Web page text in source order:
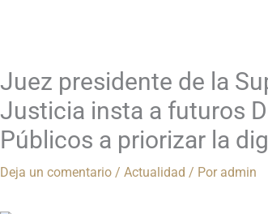
Juez presidente de la
Justicia insta a futuros
Públicos a priorizar la
Deja un comentario / Actualidad / Por admin